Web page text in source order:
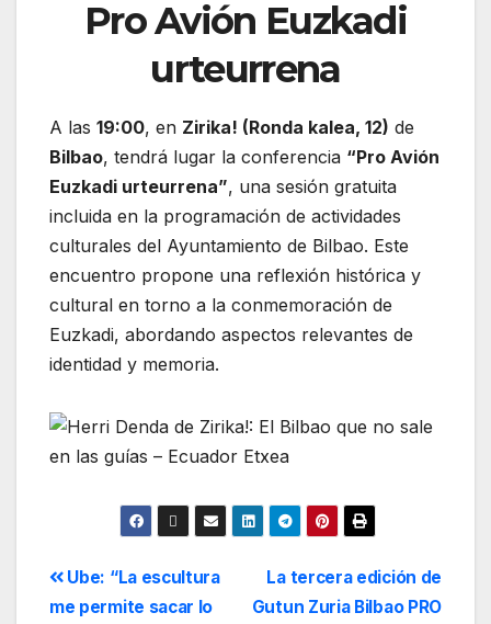
Pro Avión Euzkadi
urteurrena
A las 19:00, en Zirika! (Ronda kalea, 12) de
Bilbao, tendrá lugar la conferencia “Pro Avión
Euzkadi urteurrena”, una sesión gratuita
incluida en la programación de actividades
culturales del Ayuntamiento de Bilbao. Este
encuentro propone una reflexión histórica y
cultural en torno a la conmemoración de
Euzkadi, abordando aspectos relevantes de
identidad y memoria.
La tercera edición de
Gutun Zuria Bilbao PRO
Ube: “La escultura
me permite sacar lo